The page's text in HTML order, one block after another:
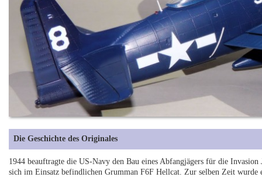
Die Geschichte des Originales
1944 beauftragte die US-Navy den Bau eines Abfangjägers für die
sich im Einsatz befindlichen Grumman F6F Hellcat. Zur selben Zeit wurde